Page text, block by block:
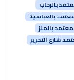
بالرحاب
بالعباسية
بالملز
شارع التحرير